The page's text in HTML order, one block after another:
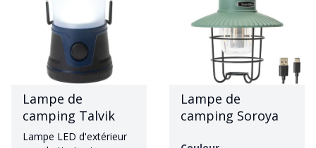
Lampe de
camping Talvik
Lampe LED d'extérieur
Lampe de
camping Soroya